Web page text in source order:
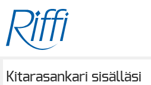
Kitarasankari sisälläsi